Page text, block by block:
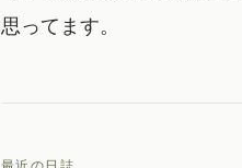
思ってます。
最近の日誌